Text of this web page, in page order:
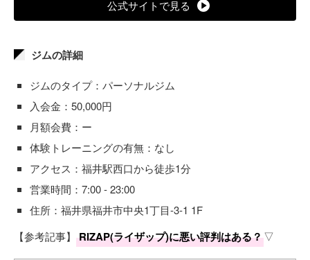
公式サイトで見る
ジムの詳細
ジムのタイプ：パーソナルジム
入会金：50,000円
月額会費：ー
体験トレーニングの有無：なし
アクセス：福井駅西口から徒歩1分
営業時間：7:00 - 23:00
住所：福井県福井市中央1丁目-3-1 1F
【参考記事】
RIZAP(ライザップ)に悪い評判はある？▽